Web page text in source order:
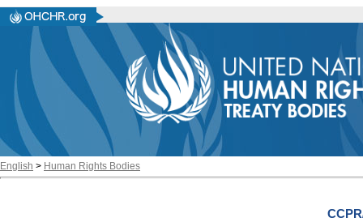
English > Human Rights Bodies